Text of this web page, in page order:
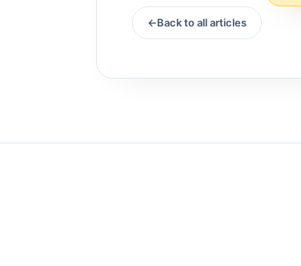
Back to all articles